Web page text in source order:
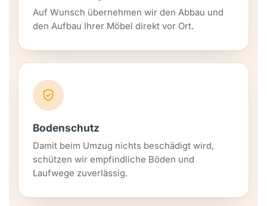
Auf Wunsch übernehmen wir den Abbau und
den Aufbau Ihrer Möbel direkt vor Ort.
Bodenschutz
Damit beim Umzug nichts beschädigt wird,
schützen wir empfindliche Böden und
Laufwege zuverlässig.